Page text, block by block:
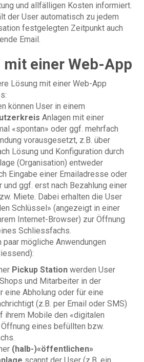
und allfälligen Kosten informiert.
der User automatisch zu jedem
festgelegten Zeitpunkt auch
Email.
mit einer Web-App
Lösung mit einer Web-App
können User in einem
Anlagen mit einer
«spontan» oder ggf. mehrfach
vorausgesetzt, z.B. über
Lösung und Konfiguration durch
(Organisation) entweder
Eingabe einer Emailadresse oder
ggf. erst nach Bezahlung einer
Miete. Dabei erhalten die User
Schlüssel» (angezeigt in einer
Internet-Browser) zur Öffnung
Schliessfachs.
mögliche Anwendungen
Pickup Station werden User
und Mitarbeiter in der
eine Abholung oder für eine
(z.B. per Email oder SMS)
ihrem Mobile den «digitalen
eines befüllten bzw.
(halb-)«öffentlichen»